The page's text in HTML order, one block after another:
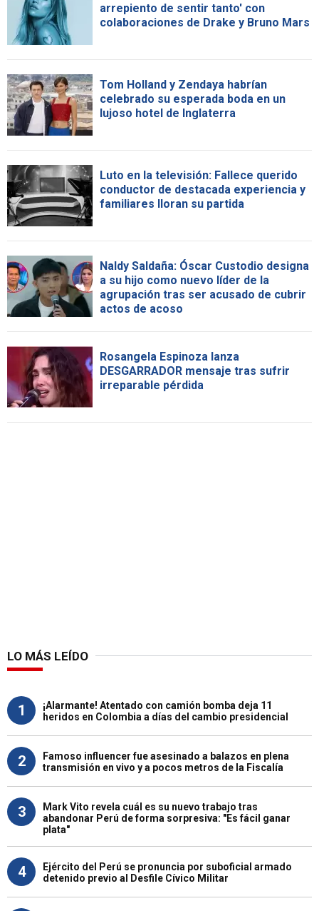
arrepiento de sentir tanto' con
colaboraciones de Drake y Bruno Mars
Tom Holland y Zendaya habrían
celebrado su esperada boda en un
lujoso hotel de Inglaterra
Luto en la televisión: Fallece querido
conductor de destacada experiencia y
familiares lloran su partida
Naldy Saldaña: Óscar Custodio designa
a su hijo como nuevo líder de la
agrupación tras ser acusado de cubrir
actos de acoso
Rosangela Espinoza lanza
DESGARRADOR mensaje tras sufrir
irreparable pérdida
LO MÁS LEÍDO
1
¡Alarmante! Atentado con camión bomba deja 11
heridos en Colombia a días del cambio presidencial
2
Famoso influencer fue asesinado a balazos en plena
transmisión en vivo y a pocos metros de la Fiscalía
3
Mark Vito revela cuál es su nuevo trabajo tras
abandonar Perú de forma sorpresiva: "Es fácil ganar
plata"
4
Ejército del Perú se pronuncia por suboficial armado
detenido previo al Desfile Cívico Militar